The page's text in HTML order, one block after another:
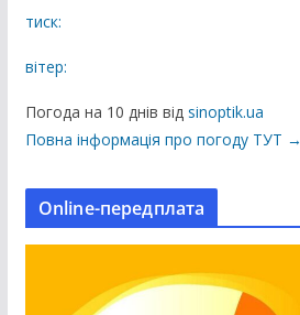
к
ц
тиск:
вітер:
Погода на 10 днів від sinoptik.ua
Повна інформація про погоду ТУТ →
Online-передплата